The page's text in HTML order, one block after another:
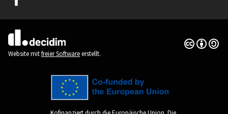
(Externer Link)
Website mitfreier Softwareerstellt.
Creative
(Externer